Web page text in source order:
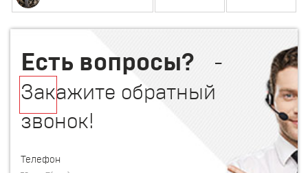
Есть вопросы?
-
Закажите обратный
звонок!
Телефон